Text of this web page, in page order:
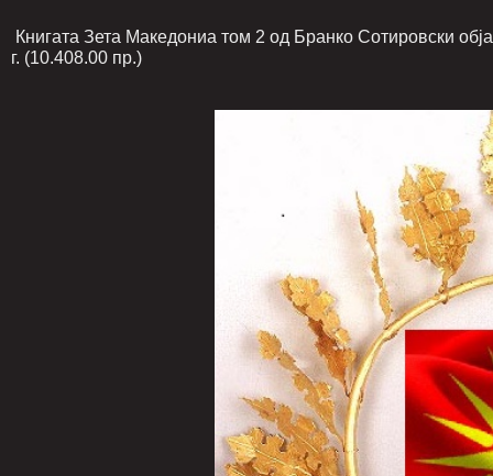
Книгата Зета Македониа том 2 од Бранко Сотировски
г. (10.408.00 пр.)